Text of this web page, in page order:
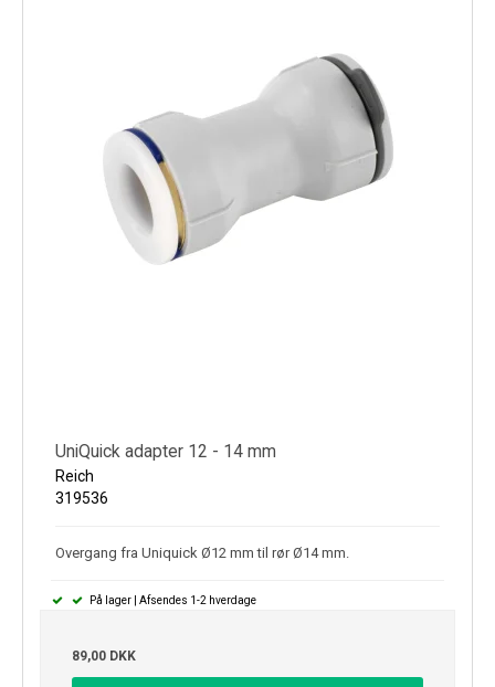
UniQuick adapter 12 - 14 mm
Reich
319536
Overgang fra Uniquick Ø12 mm til rør Ø14 mm.
På lager | Afsendes 1-2 hverdage
89,00 DKK